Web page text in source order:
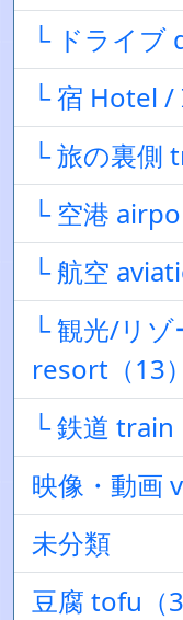
└ ドライブ
└ 宿 Hotel /
└ 旅の裏側
└ 空港
└ 航空
└ 観光/リ
resort（13）
└ 鉄道 train
映像・動画
未分類
豆腐 tofu（